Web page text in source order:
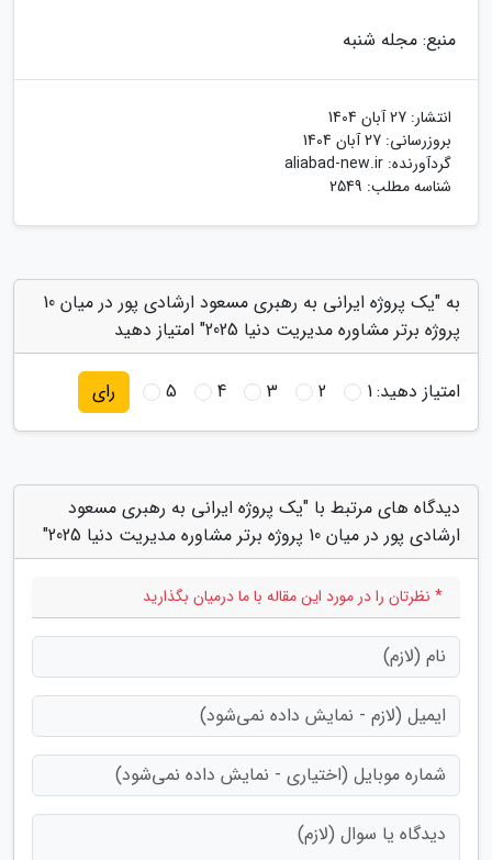
منبع: مجله شنبه
انتشار: 27 آبان 1404
بروزرسانی: 27 آبان 1404
گردآورنده: aliabad-new.ir
شناسه مطلب: 2549
به "یک پروژه ایرانی به رهبری مسعود ارشادی پور در میان 10
پروژه برتر مشاوره مدیریت دنیا 2025" امتیاز دهید
امتیاز دهید:1
2
3
4
5 رای
دیدگاه های مرتبط با "یک پروژه ایرانی به رهبری مسعود
ارشادی پور در میان 10 پروژه برتر مشاوره مدیریت دنیا 2025"
* نظرتان را در مورد این مقاله با ما درمیان بگذارید